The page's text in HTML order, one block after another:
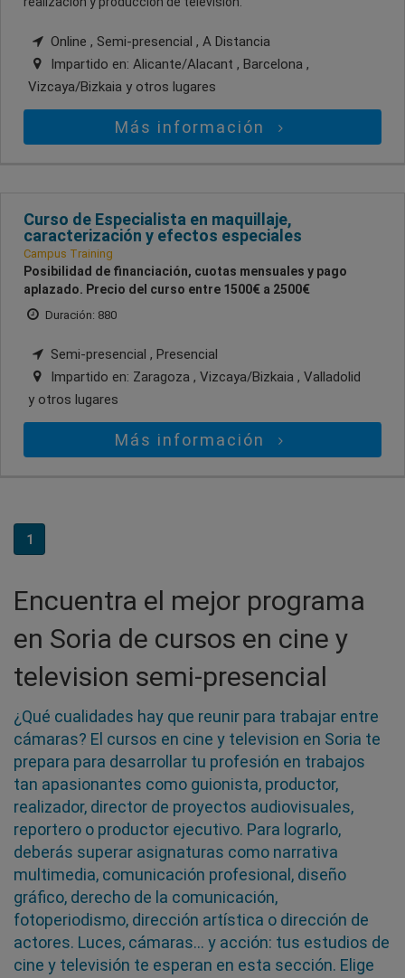
Online , Semi-presencial , A Distancia
Impartido en: Alicante/Alacant , Barcelona ,
Vizcaya/Bizkaia y otros lugares
Más información
Curso de Especialista en maquillaje,
caracterización y efectos especiales
Campus Training
Posibilidad de financiación, cuotas mensuales y pago
aplazado. Precio del curso entre 1500€ a 2500€
Duración: 880
Semi-presencial , Presencial
Impartido en: Zaragoza , Vizcaya/Bizkaia , Valladolid
y otros lugares
Más información
1
Encuentra el mejor programa
en Soria de cursos en cine y
television semi-presencial
¿Qué cualidades hay que reunir para trabajar entre
cámaras? El cursos en cine y television en Soria te
prepara para desarrollar tu profesión en trabajos
tan apasionantes como guionista, productor,
realizador, director de proyectos audiovisuales,
reportero o productor ejecutivo. Para lograrlo,
deberás superar asignaturas como narrativa
multimedia, comunicación profesional, diseño
gráfico, derecho de la comunicación,
fotoperiodismo, dirección artística o dirección de
actores. Luces, cámaras... y acción: tus estudios de
cine y televisión te esperan en esta sección. Elige